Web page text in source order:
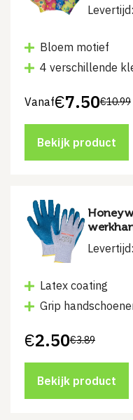
Levertijd:
Bloem motief
4 verschillende
Vanaf €10.99
€7.50
Bekijk product
Levertijd:
Latex coating
Grip
€3.89
Oorspronkelijke
was:
€3.89.
€2.50
Huidige
is:
€2.50.
Bekijk product